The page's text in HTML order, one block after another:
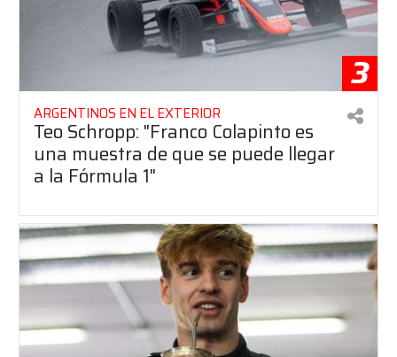
3
ARGENTINOS EN EL EXTERIOR
Teo Schropp: "Franco Colapinto es
una muestra de que se puede llegar
a la Fórmula 1"